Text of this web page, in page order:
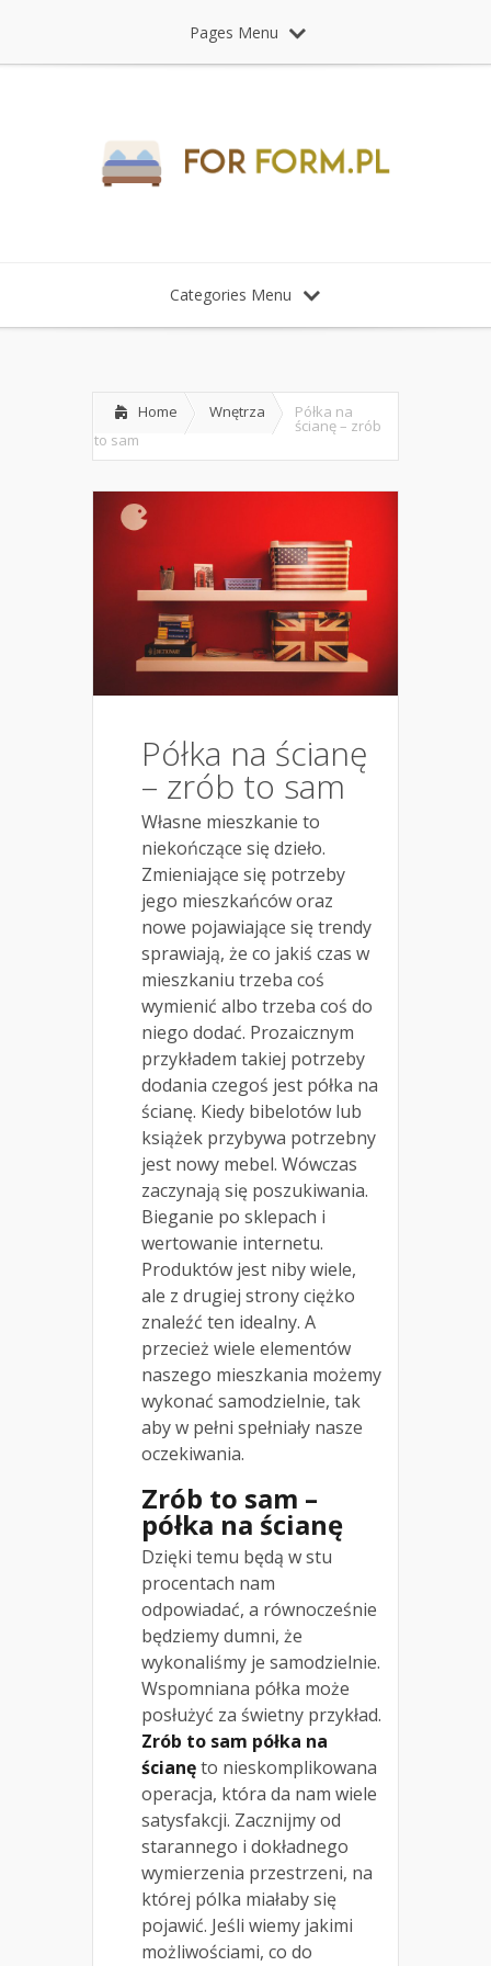
Pages Menu
Categories Menu
Home Wnętrza Półka na
ścianę – zrób
to sam
Półka na ścianę
– zrób to sam
Własne mieszkanie to
niekończące się dzieło.
Zmieniające się potrzeby
jego mieszkańców oraz
nowe pojawiające się trendy
sprawiają, że co jakiś czas w
mieszkaniu trzeba coś
wymienić albo trzeba coś do
niego dodać. Prozaicznym
przykładem takiej potrzeby
dodania czegoś jest półka na
ścianę. Kiedy bibelotów lub
książek przybywa potrzebny
jest nowy mebel. Wówczas
zaczynają się poszukiwania.
Bieganie po sklepach i
wertowanie internetu.
Produktów jest niby wiele,
ale z drugiej strony ciężko
znaleźć ten idealny. A
przecież wiele elementów
naszego mieszkania możemy
wykonać samodzielnie, tak
aby w pełni spełniały nasze
oczekiwania.
Zrób to sam –
półka na ścianę
Dzięki temu będą w stu
procentach nam
odpowiadać, a równocześnie
będziemy dumni, że
wykonaliśmy je samodzielnie.
Wspomniana półka może
posłużyć za świetny przykład.
Zrób to sam półka na
ścianęto nieskomplikowana
operacja, która da nam wiele
satysfakcji. Zacznijmy od
starannego i dokładnego
wymierzenia przestrzeni, na
której pólka miałaby się
pojawić. Jeśli wiemy jakimi
możliwościami, co do